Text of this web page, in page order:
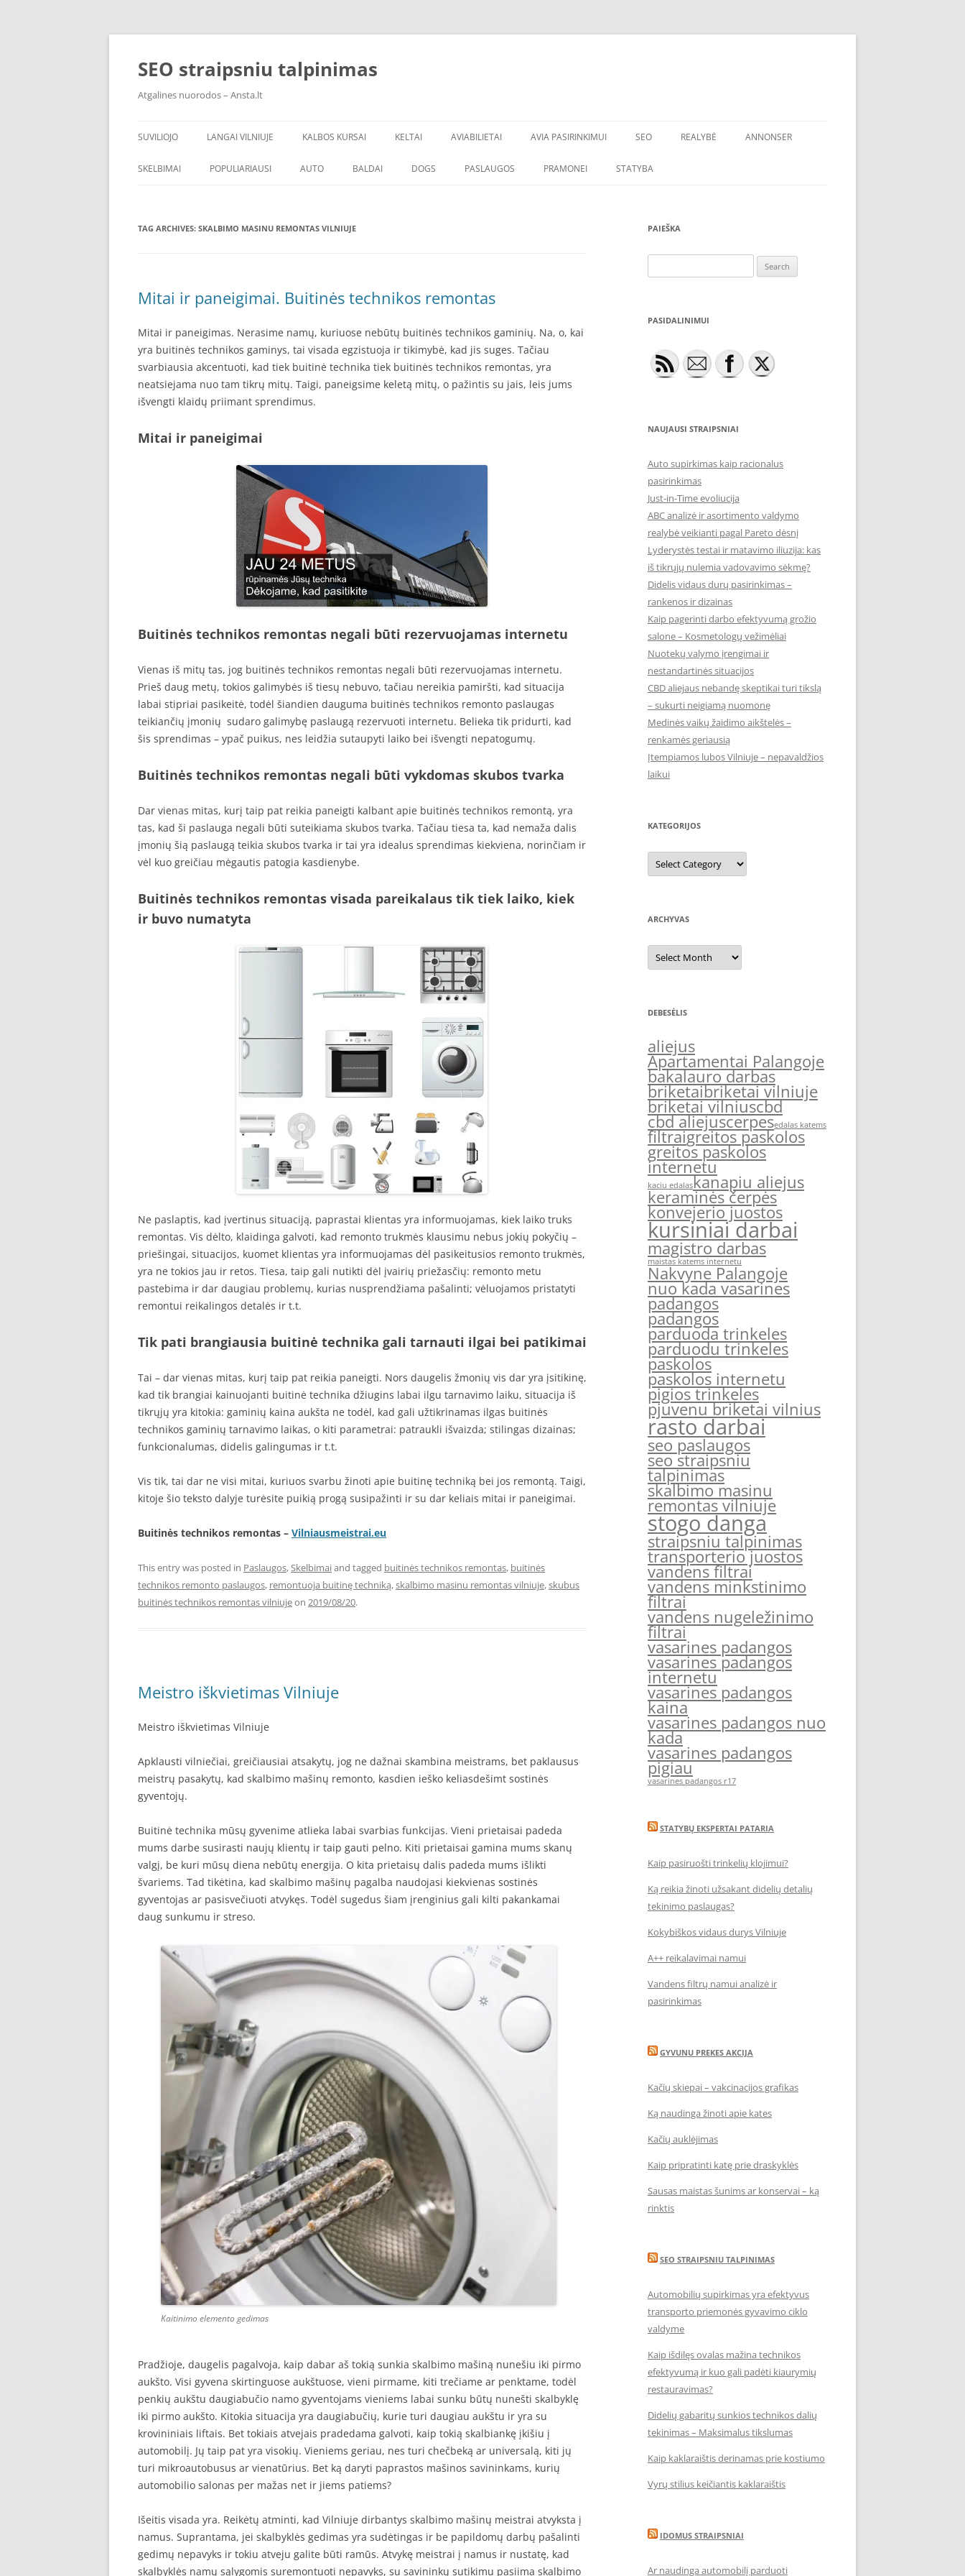
Skip
SEO straipsniu talpinimas
Atgalines nuorodos – Ansta.lt
SUVILIOJO LANGAI VILNIUJE KALBOS KURSAI KELTAI AVIABILIETAI AVIA PASIRINKIMUI SEO REALYBĖ ANNONSER
SKELBIMAI POPULIARIAUSI AUTO BALDAI DOGS PASLAUGOS PRAMONEI STATYBA
TAG ARCHIVES: SKALBIMO MASINU REMONTAS VILNIUJE
Mitai ir paneigimai. Buitinės technikos remontas
Mitai ir paneigimas. Nerasime namų, kuriuose nebūtų buitinės technikos gaminių. Na, o, kai
yra buitinės technikos gaminys, tai visada egzistuoja ir tikimybė, kad jis suges. Tačiau
svarbiausia akcentuoti, kad tiek buitinė technika tiek buitinės technikos remontas, yra
neatsiejama nuo tam tikrų mitų. Taigi, paneigsime keletą mitų, o pažintis su jais, leis jums
išvengti klaidų priimant sprendimus.
Mitai ir paneigimai
Buitinės technikos remontas negali būti rezervuojamas internetu
Vienas iš mitų tas, jog buitinės technikos remontas negali būti rezervuojamas internetu.
Prieš daug metų, tokios galimybės iš tiesų nebuvo, tačiau nereikia pamiršti, kad situacija
labai stipriai pasikeitė, todėl šiandien dauguma buitinės technikos remonto paslaugas
teikiančių įmonių sudaro galimybę paslaugą rezervuoti internetu. Belieka tik pridurti, kad
šis sprendimas – ypač puikus, nes leidžia sutaupyti laiko bei išvengti nepatogumų.
Buitinės technikos remontas negali būti vykdomas skubos tvarka
Dar vienas mitas, kurį taip pat reikia paneigti kalbant apie buitinės technikos remontą, yra
tas, kad ši paslauga negali būti suteikiama skubos tvarka. Tačiau tiesa ta, kad nemaža dalis
įmonių šią paslaugą teikia skubos tvarka ir tai yra idealus sprendimas kiekviena, norinčiam ir
vėl kuo greičiau mėgautis patogia kasdienybe.
Buitinės technikos remontas visada pareikalaus tik tiek laiko, kiek
ir buvo numatyta
Ne paslaptis, kad įvertinus situaciją, paprastai klientas yra informuojamas, kiek laiko truks
remontas. Vis dėlto, klaidinga galvoti, kad remonto trukmės klausimu nebus jokių pokyčių –
priešingai, situacijos, kuomet klientas yra informuojamas dėl pasikeitusios remonto trukmės,
yra ne tokios jau ir retos. Tiesa, taip gali nutikti dėl įvairių priežasčių: remonto metu
pastebima ir dar daugiau problemų, kurias nusprendžiama pašalinti; vėluojamos pristatyti
remontui reikalingos detalės ir t.t.
Tik pati brangiausia buitinė technika gali tarnauti ilgai bei patikimai
Tai – dar vienas mitas, kurį taip pat reikia paneigti. Nors daugelis žmonių vis dar yra įsitikinę,
kad tik brangiai kainuojanti buitinė technika džiugins labai ilgu tarnavimo laiku, situacija iš
tikrųjų yra kitokia: gaminių kaina aukšta ne todėl, kad gali užtikrinamas ilgas buitinės
technikos gaminių tarnavimo laikas, o kiti parametrai: patraukli išvaizda; stilingas dizainas;
funkcionalumas, didelis galingumas ir t.t.
Vis tik, tai dar ne visi mitai, kuriuos svarbu žinoti apie buitinę techniką bei jos remontą. Taigi,
kitoje šio teksto dalyje turėsite puikią progą susipažinti ir su dar keliais mitai ir paneigimai.
Buitinės technikos remontas – Vilniausmeistrai.eu
This entry was posted in Paslaugos,Skelbimaiand tagged buitinės technikos remontas, buitinės
technikos remonto paslaugos, remontuoja buitinę techniką,skalbimo masinu remontas vilniuje,skubus
buitinės technikos remontas vilniujeon 2019/08/20.
Meistro iškvietimas Vilniuje
Meistro iškvietimas Vilniuje
Apklausti vilniečiai, greičiausiai atsakytų, jog ne dažnai skambina meistrams, bet paklausus
meistrų pasakytų, kad skalbimo mašinų remonto, kasdien ieško keliasdešimt sostinės
gyventojų.
Buitinė technika mūsų gyvenime atlieka labai svarbias funkcijas. Vieni prietaisai padeda
mums darbe susirasti naujų klientų ir taip gauti pelno. Kiti prietaisai gamina mums skanų
valgį, be kuri mūsų diena nebūtų energija. O kita prietaisų dalis padeda mums išlikti
švariems. Tad tikėtina, kad skalbimo mašinų pagalba naudojasi kiekvienas sostinės
gyventojas ar pasisvečiuoti atvykęs. Todėl sugedus šiam įrenginius gali kilti pakankamai
daug sunkumu ir streso.
Kaitinimo elemento gedimas
Pradžioje, daugelis pagalvoja, kaip dabar aš tokią sunkia skalbimo mašiną nunešiu iki pirmo
aukšto. Visi gyvena skirtinguose aukštuose, vieni pirmame, kiti trečiame ar penktame, todėl
penkių aukštu daugiabučio namo gyventojams vieniems labai sunku būtų nunešti skalbyklę
iki pirmo aukšto. Kitokia situacija yra daugiabučių, kurie turi daugiau aukštu ir yra su
krovininiais liftais. Bet tokiais atvejais pradedama galvoti, kaip tokią skalbiankę įkišiu į
automobilį. Jų taip pat yra visokių. Vieniems geriau, nes turi chečbeką ar universalą, kiti jų
turi mikroautobusus ar vienatūrius. Bet ką daryti paprastos mašinos savininkams, kurių
automobilio salonas per mažas net ir jiems patiems?
Išeitis visada yra. Reikėtų atminti, kad Vilniuje dirbantys skalbimo mašinų meistrai atvyksta į
namus. Suprantama, jei skalbyklės gedimas yra sudėtingas ir be papildomų darbų pašalinti
gedimų nepavyks ir tokiu atveju galite būti ramūs. Atvykę meistrai į namus ir nustatę, kad
skalbyklės namų sąlygomis suremontuoti nepavyks, su savininkų sutikimu pasiima skalbimo
PAIEŠKA
for:
PASIDALINIMUI
NAUJAUSI STRAIPSNIAI
Auto supirkimas kaip racionalus
pasirinkimas
Just-in-Time evoliucija
ABC analizė ir asortimento valdymo
realybė veikianti pagal Pareto dėsnį
Lyderystės testai ir matavimo iliuzija: kas
iš tikrųjų nulemia vadovavimo sėkmę?
Didelis vidaus durų pasirinkimas –
rankenos ir dizainas
Kaip pagerinti darbo efektyvumą grožio
salone – Kosmetologų vežimėliai
Nuotekų valymo įrengimai ir
nestandartinės situacijos
CBD aliejaus nebandę skeptikai turi tikslą
– sukurti neigiamą nuomonę
Medinės vaikų žaidimo aikštelės –
renkamės geriausią
Įtempiamos lubos Vilniuje – nepavaldžios
laikui
KATEGORIJOS
Kategorijos
ARCHYVAS
Archyvas
DEBESĖLIS
aliejus
Apartamentai Palangoje
bakalauro darbas
briketaibriketai vilniuje
briketai vilniuscbd
cbd aliejuscerpesedalas katems
filtraigreitos paskolos
greitos paskolos
internetu
kaciu edalaskanapiu aliejus
keraminės čerpės
konvejerio juostos
kursiniai darbai
magistro darbas
maistas katems internetu
Nakvyne Palangoje
nuo kada vasarines
padangos
padangos
parduoda trinkeles
parduodu trinkeles
paskolos
paskolos internetu
pigios trinkeles
pjuvenu briketai vilnius
rasto darbai
seo paslaugos
seo straipsniu
talpinimas
skalbimo masinu
remontas vilniuje
stogo danga
straipsniu talpinimas
transporterio juostos
vandens filtrai
vandens minkstinimo
filtrai
vandens nugeležinimo
filtrai
vasarines padangos
vasarines padangos
internetu
vasarines padangos
kaina
vasarines padangos nuo
kada
vasarines padangos
pigiau
vasarines padangos r17
STATYBŲ EKSPERTAI PATARIA
Kaip pasiruošti trinkelių klojimui?
Ką reikia žinoti užsakant didelių detalių
tekinimo paslaugas?
Kokybiškos vidaus durys Vilniuje
A++ reikalavimai namui
Vandens filtrų namui analizė ir
pasirinkimas
GYVUNU PREKES AKCIJA
Kačių skiepai – vakcinacijos grafikas
Ką naudinga žinoti apie kates
Kačių auklėjimas
Kaip pripratinti katę prie draskyklės
Sausas maistas šunims ar konservai – ką
rinktis
SEO STRAIPSNIU TALPINIMAS
Automobilių supirkimas yra efektyvus
transporto priemonės gyvavimo ciklo
valdyme
Kaip išdilęs ovalas mažina technikos
efektyvumą ir kuo gali padėti kiaurymių
restauravimas?
Didelių gabaritų sunkios technikos dalių
tekinimas – Maksimalus tikslumas
Kaip kaklaraištis derinamas prie kostiumo
Vyrų stilius keičiantis kaklaraištis
IDOMUS STRAIPSNIAI
Ar naudinga automobilį parduoti